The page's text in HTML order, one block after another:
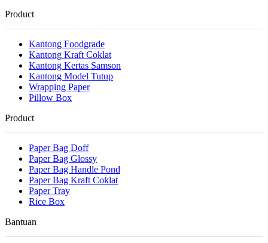
Product
Kantong Foodgrade
Kantong Kraft Coklat
Kantong Kertas Samson
Kantong Model Tutup
Wrapping Paper
Pillow Box
Product
Paper Bag Doff
Paper Bag Glossy
Paper Bag Handle Pond
Paper Bag Kraft Coklat
Paper Tray
Rice Box
Bantuan